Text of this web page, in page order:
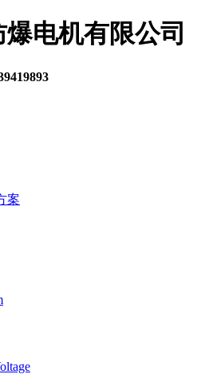
电机有限公司
案